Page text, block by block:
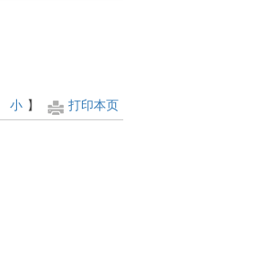
小 】 打印本页